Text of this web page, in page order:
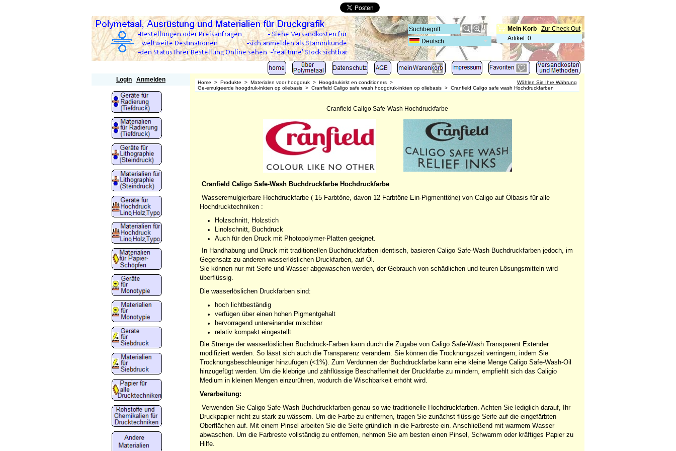
Zur Check Out
Mein Korb
Artikel : 0
Deutsch
Login Anmelden Home > Produkte > Materialen voor hoogdruk > Hoogdrukinkt en conditioners >
Ge-emulgeerde hoogdruk-inkten op oliebasis > Cranfield Caligo safe wash hoogdruk-inkten op oliebasis > Cranfield Caligo safe wash Hochdruckfarben
Wählen Sie Ihre Währung
Cranfield Caligo Safe-Wash Hochdruckfarbe
Cranfield Caligo Safe-Wash Buchdruckfarbe Hochdruckfarbe
Wasseremulgierbare Hochdruckfarbe ( 15 Farbtöne, davon 12 Farbtöne Ein-Pigmenttöne) von Caligo auf Ölbasis für alle
Hochdrucktechniken :
Holzschnitt, Holzstich
Linolschnitt, Buchdruck
Auch für den Druck mit Photopolymer-Platten geeignet.
In Handhabung und Druck mit traditionellen Buchdruckfarben identisch, basieren Caligo Safe-Wash Buchdruckfarben jedoch, im
Gegensatz zu anderen wasserlöslichen Druckfarben, auf Öl.
Sie können nur mit Seife und Wasser abgewaschen werden, der Gebrauch von schädlichen und teuren Lösungsmitteln wird
überflüssig.
Die wasserlöslichen Druckfarben sind:
hoch lichtbeständig
verfügen über einen hohen Pigmentgehalt
hervorragend untereinander mischbar
relativ kompakt eingestellt
Die Strenge der wasserlöslichen Buchdruck-Farben kann durch die Zugabe von Caligo Safe-Wash Transparent Extender
modifiziert werden. So lässt sich auch die Transparenz verändern. Sie können die Trocknungszeit verringern, indem Sie
Trocknungsbeschleuniger hinzufügen (<1%). Zum Verdünnen der Buchdruckfarbe kann eine kleine Menge Caligo Safe-Wash-Oil
hinzugefügt werden. Um die klebrige und zähflüssige Beschaffenheit der Druckfarbe zu mindern, empfiehlt sich das Caligio
Medium in kleinen Mengen einzurühren, wodurch die Wischbarkeit erhöht wird.
Verarbeitung:
Verwenden Sie Caligo Safe-Wash Buchdruckfarben genau so wie traditionelle Hochdruckfarben. Achten Sie lediglich darauf, Ihr
Druckpapier nicht zu stark zu wässern. Um die Farbe zu entfernen, tragen Sie zunächst flüssige Seife auf die eingefärbten
Oberflächen auf. Mit einem Pinsel arbeiten Sie die Seife gründlich in die Farbreste ein. Anschließend mit warmem Wasser
abwaschen. Um die Farbreste vollständig zu entfernen, nehmen Sie am besten einen Pinsel, Schwamm oder kräftiges Papier zu
Hilfe.